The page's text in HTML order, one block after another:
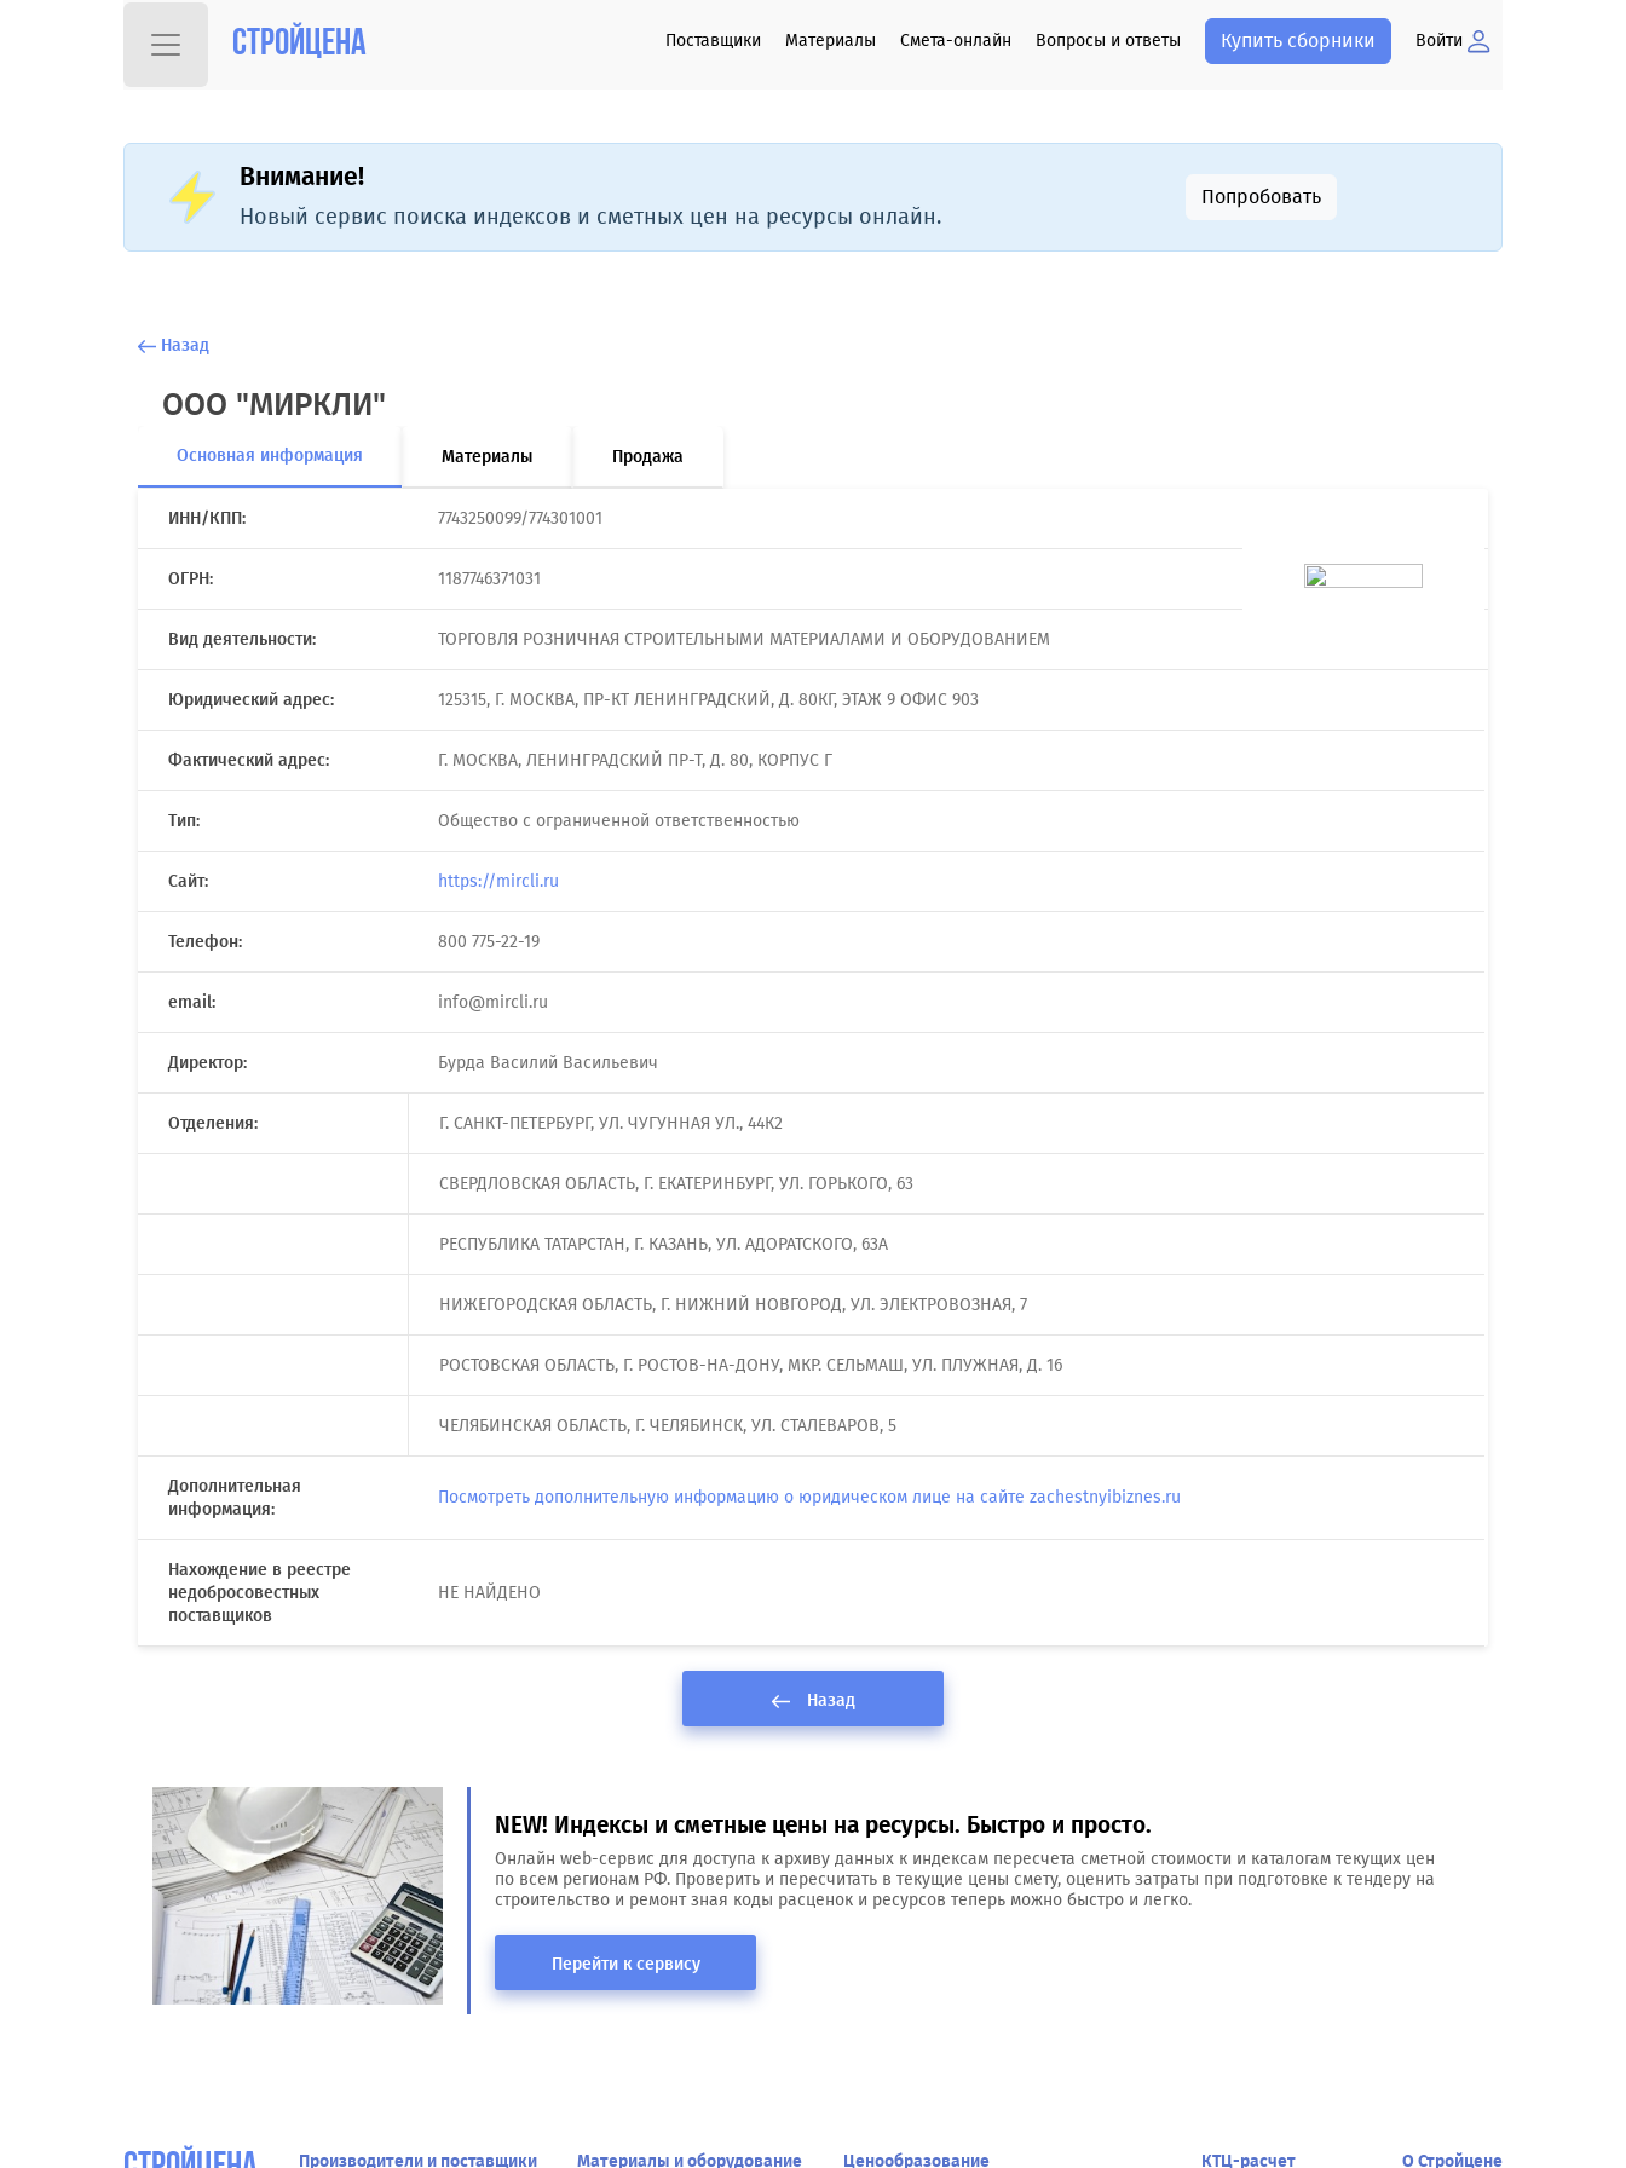
Стройцена Поставщики Материалы Смета-онлайн Вопросы и ответы Купить сборники Войти
Внимание!
Новый сервис поиска индексов и сметных цен на ресурсы онлайн.
Попробовать
Назад
ООО "МИРКЛИ"
Основная информация Материалы Продажа
ИНН/КПП: 7743250099/774301001
ОГРН: 1187746371031
Вид деятельности: ТОРГОВЛЯ РОЗНИЧНАЯ СТРОИТЕЛЬНЫМИ МАТЕРИАЛАМИ И ОБОРУДОВАНИЕМ
Юридический адрес: 125315, Г. МОСКВА, ПР-КТ ЛЕНИНГРАДСКИЙ, Д. 80КГ, ЭТАЖ 9 ОФИС 903
Фактический адрес: Г. МОСКВА, ЛЕНИНГРАДСКИЙ ПР-Т, Д. 80, КОРПУС Г
Тип: Общество с ограниченной ответственностью
Сайт: https://mircli.ru
Телефон: 800 775-22-19
email: info@mircli.ru
Директор: Бурда Василий Васильевич
Отделения: Г. САНКТ-ПЕТЕРБУРГ, УЛ. ЧУГУННАЯ УЛ., 44К2
СВЕРДЛОВСКАЯ ОБЛАСТЬ, Г. ЕКАТЕРИНБУРГ, УЛ. ГОРЬКОГО, 63
РЕСПУБЛИКА ТАТАРСТАН, Г. КАЗАНЬ, УЛ. АДОРАТСКОГО, 63А
НИЖЕГОРОДСКАЯ ОБЛАСТЬ, Г. НИЖНИЙ НОВГОРОД, УЛ. ЭЛЕКТРОВОЗНАЯ, 7
РОСТОВСКАЯ ОБЛАСТЬ, Г. РОСТОВ-НА-ДОНУ, МКР. СЕЛЬМАШ, УЛ. ПЛУЖНАЯ, Д. 16
ЧЕЛЯБИНСКАЯ ОБЛАСТЬ, Г. ЧЕЛЯБИНСК, УЛ. СТАЛЕВАРОВ, 5
Дополнительная
информация:
Посмотреть дополнительную информацию о юридическом лице на сайте zachestnyibiznes.ru
Нахождение в реестре
недобросовестных
поставщиков
НЕ НАЙДЕНО
Назад
NEW! Индексы и сметные цены на ресурсы. Быстро и просто.
Онлайн web-сервис для доступа к архиву данных к индексам пересчета сметной стоимости и каталогам текущих цен
по всем регионам РФ. Проверить и пересчитать в текущие цены смету, оценить затраты при подготовке к тендеру на
строительство и ремонт зная коды расценок и ресурсов теперь можно быстро и легко.
Перейти к сервису
Производители и поставщики Материалы и оборудование Ценообразование КТЦ-расчет О Стройцене